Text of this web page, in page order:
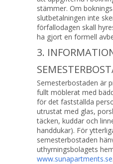
stämmer. Om
slutbetalningen inte
förfallodagen skall
ha gjort en formell
3.
Semesterbostaden är
fullt möblerat med
för det fastställda
utrustat med glas,
täcken, kuddar och
handdukar). För
semesterbostaden
uthyrningsbolagets
www.sunapartments.se